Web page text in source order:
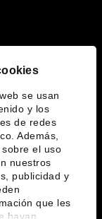
se usan
y los
de redes
Además,
el uso
nuestros
publicidad y
que les
hayan